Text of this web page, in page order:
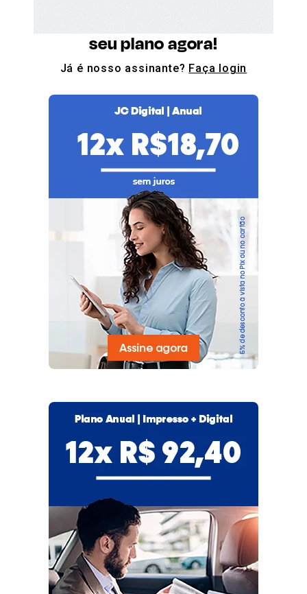
escolha do ponto foi um processo estratégico baseado em
pesquisas, afinidade cultural e características.
No fim, o
local foi escolhido pela forte presença de gaúchos e pelo
“Quando começamos a expansão da marca, a gente mapeou
e fez uma pesquisa que apontou 90 lugares que poderíamos
abrir, mas 45 desses tinham que ser com a nota máxima”,
conta Paulo. “São Paulo foi o principal, onde já abrimos nove
restaurantes. Temos dois no Paraná e dois em Santa Catarina
O Rio de Janeiro foi selecionado por ser
uma grande metrópole com forte presença de gaúchos
seu plano agora!
Já é nosso assinante? Faça login